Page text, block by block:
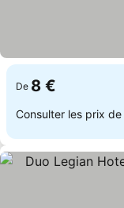
De 8 €
Consulter les prix de